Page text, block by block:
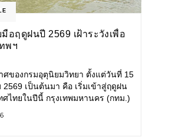
อฤดูฝนปี 2569 เฝ้าระวังเพื่อ
พฯ
ศของกรมอุตุนิยมวิทยา ตั้งแต่วันที่ 15
เป็นต้นมา คือ เริ่มเข้าสู่ฤดูฝน
ศไทยในปีนี้ กรุงเทพมหานคร (กทม.)
พื้นฐาน